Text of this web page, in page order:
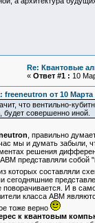
Re: Квантовые
« Ответ #1 : 10
freeneutron от 10 Марта
что вентильно-
будет совершенно иной.
, правильно
мы и думать забыли,
решения
представляли собой
которых составляли
поворачивается. И в
класса АВМ
тоже верно
к квантовым